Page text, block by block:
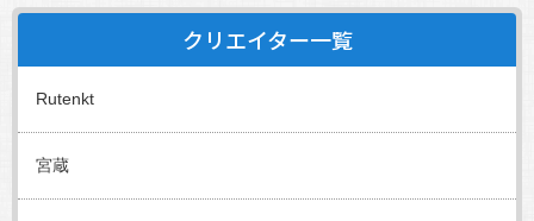
クリエイター一覧
Rutenkt
宮蔵